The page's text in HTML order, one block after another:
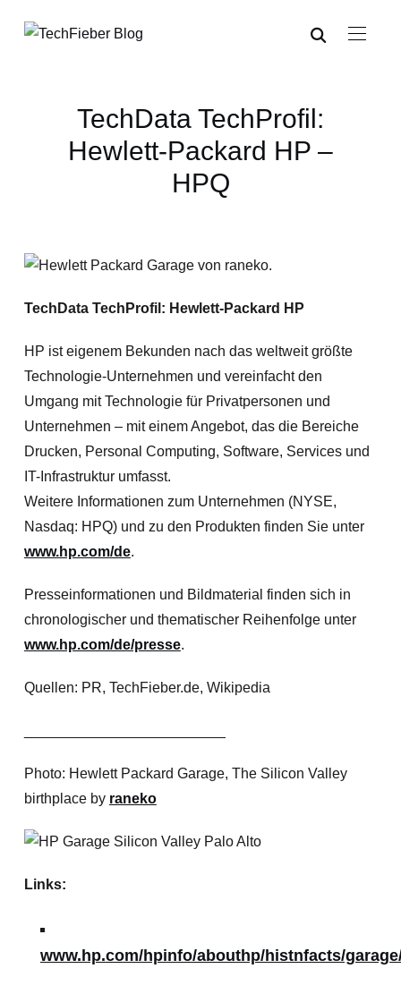
TechData TechProfil:
Hewlett-Packard HP –
HPQ
TechData TechProfil: Hewlett-Packard HP
HP ist eigenem Bekunden nach das weltweit größte
Technologie-Unternehmen und vereinfacht den
Umgang mit Technologie für Privatpersonen und
Unternehmen – mit einem Angebot, das die Bereiche
Drucken, Personal Computing, Software, Services und
IT-Infrastruktur umfasst.
Weitere Informationen zum Unternehmen (NYSE,
Nasdaq: HPQ) und zu den Produkten finden Sie unter
www.hp.com/de.
Presseinformationen und Bildmaterial finden sich in
chronologischer und thematischer Reihenfolge unter
www.hp.com/de/presse.
Quellen: PR, TechFieber.de, Wikipedia
Photo: Hewlett Packard Garage, The Silicon Valley
birthplace by raneko
Links:
www.hp.com/hpinfo/abouthp/histnfacts/